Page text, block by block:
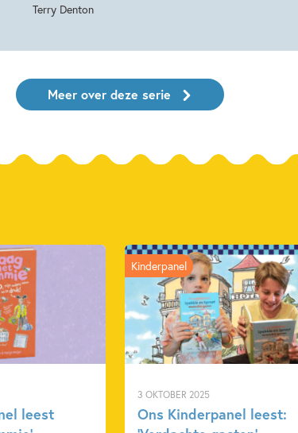
Terry Denton
Meer over deze serie
leest
3 OKTOBER 2025
Ons Kinderpanel leest:
Kinderpanel